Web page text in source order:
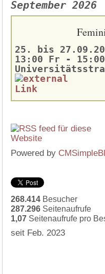
September 2026
25. bis
13:00 Fr - 15:00
Powered by
268.414 Besucher
287.296 Seitenaufrufe
1,07 Seitenaufrufe pro
seit Feb. 2023